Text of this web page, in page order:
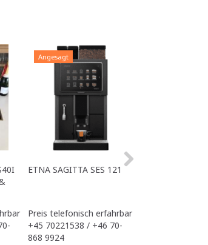
Angesagt
ETNA SAGITTA SES 121
Preis telefonisch erfahrbar
+45 70221538 / +46 70-
868 9924